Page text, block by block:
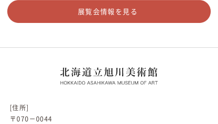
展覧会情報を見る
[住所]
〒070－0044